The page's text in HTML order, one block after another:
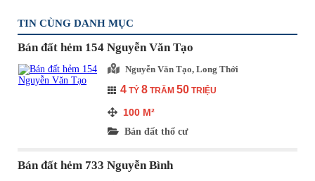
TIN CÙNG DANH MỤC
Bán đất hẻm 154 Nguyễn Văn Tạo
Nguyễn Văn Tạo, Long Thới
4 TỶ8 TRĂM50 TRIỆU
100 M²
Bán đất thổ cư
Bán đất hẻm 733 Nguyễn Bình